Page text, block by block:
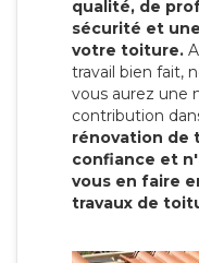
qualité, de
sécurité et
votre toiture.
travail bien fait,
vous aurez une
contribution
rénovation de
confiance et
vous en faire
travaux de